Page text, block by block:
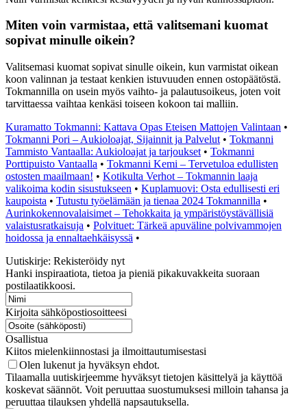
Miten voin varmistaa, että valitsemani kuomat
sopivat minulle oikein?
Valitsemasi kuomat sopivat sinulle oikein, kun varmistat oikean
koon valinnan ja testaat kenkien istuvuuden ennen ostopäätöstä.
Tokmannilla on usein myös vaihto- ja palautusoikeus, joten voit
tarvittaessa vaihtaa kenkäsi toiseen kokoon tai malliin.
Kuramatto Tokmanni: Kattava Opas Eteisen Mattojen Valintaan •
Tokmanni Pori – Aukioloajat, Sijainnit ja Palvelut • Tokmanni
Tammisto Vantaalla: Aukioloajat ja tarjoukset • Tokmanni
Porttipuisto Vantaalla • Tokmanni Kemi – Tervetuloa edullisten
ostosten maailmaan! • Kotikulta Verhot – Tokmannin laaja
valikoima kodin sisustukseen • Kuplamuovi: Osta edullisesti eri
kaupoista • Tutustu työelämään ja tienaa 2024 Tokmannilla •
Aurinkokennovalaisimet – Tehokkaita ja ympäristöystävällisiä
valaistusratkaisuja • Polvituet: Tärkeä apuväline polvivammojen
hoidossa ja ennaltaehkäisyssä •
Uutiskirje: Rekisteröidy nyt
Hanki inspiraatiota, tietoa ja pieniä pikakuvakkeita suoraan
postilaatikkoosi.
Kirjoita sähköpostiosoitteesi
Osallistua
Kiitos mielenkiinnostasi ja ilmoittautumisestasi
Olen lukenut ja hyväksyn ehdot.
Tilaamalla uutiskirjeemme hyväksyt tietojen käsittelyä ja käyttöä
koskevat säännöt. Voit peruuttaa suostumuksesi milloin tahansa ja
peruuttaa tilauksen yhdellä napsautuksella.